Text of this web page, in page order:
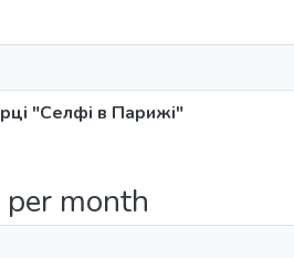
"Селфі в Парижі"
month